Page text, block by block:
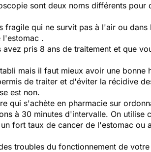
sont deux noms différents pour
fragile qui ne survit pas à l'air ou
l'estomac .
pris 8 ans de traitement et que
mais il faut mieux avoir une bonne
de traiter et d'éviter la récidive
est non.
qui s'achète en pharmacie sur
à 30 minutes d'intervalle. On utilise
fort taux de cancer de l'estomac ou
troubles du fonctionnement de